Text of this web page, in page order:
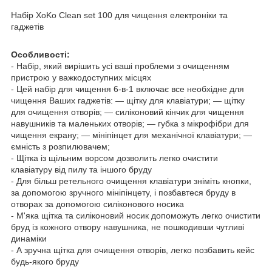
Набір XoKo Clean set 100 для чищення електроніки та
гаджетів
Особливості:
- Набір, який вирішить усі ваші проблеми з очищенням
пристрою у важкодоступних місцях
- Цей набір для чищення 6-в-1 включає все необхідне для
чищення Ваших гаджетів: — щітку для клавіатури; — щітку
для очищення отворів; — силіконовий кінчик для чищення
навушників та маленьких отворів; — губка з мікрофібри для
чищення екрану; — мініпінцет для механічної клавіатури; —
ємність з розпилювачем;
- Щітка із щільним ворсом дозволить легко очистити
клавіатуру від пилу та іншого бруду
- Для більш ретельного очищення клавіатури зніміть кнопки,
за допомогою зручного мініпінцету, і позбавтеся бруду в
отворах за допомогою силіконового носика
- М'яка щітка та силіконовий носик допоможуть легко очистити
бруд із кожного отвору навушника, не пошкодивши чутливі
динаміки
- А зручна щітка для очищення отворів, легко позбавить кейс
будь-якого бруду